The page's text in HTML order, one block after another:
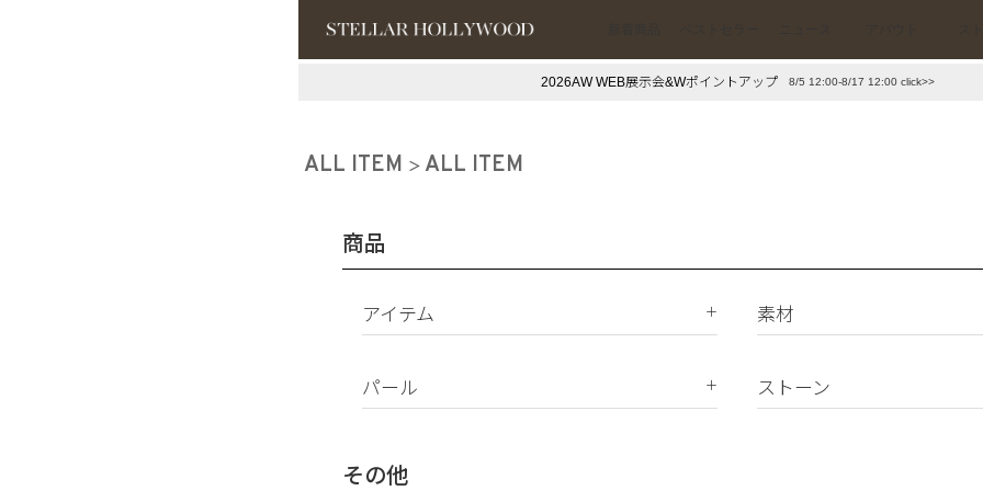
#スタッフイチ押し（通勤パールアクセ）
2026AW WEB展示会&Wポイントアップ 8/5 12:00-8/17 12:00 click>>
ALL ITEM ALL ITEM
商品
アイテム
イヤリング
ネックレス
素材
K10
パール
南洋真珠
ストーン
その他